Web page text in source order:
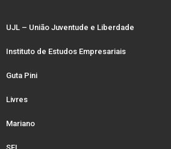
UJL – União Juventude e Liberdade
Instituto de Estudos Empresariais
Guta Pini
Livres
Mariano